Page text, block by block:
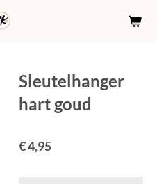
Sleutelhanger
hart goud
€ 4,95